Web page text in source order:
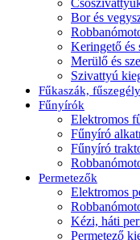
Bor és
Keringető és
Merülő és
Szivattyú
Fűkaszák,
Fűnyírók
Elektromos
Fűnyíró
Fűnyíró
Permetezők
Elektromos
Kézi, háti
Permetező